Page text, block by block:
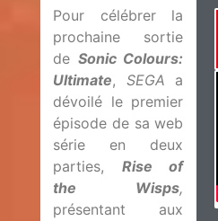
Pour célébrer la
prochaine sortie
de Sonic Colours:
Ultimate, SEGA a
dévoilé le premier
épisode de sa web
série en deux
parties, Rise of
the Wisps,
présentant aux